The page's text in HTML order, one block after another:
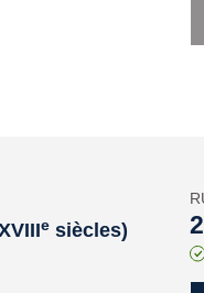
e siècles)